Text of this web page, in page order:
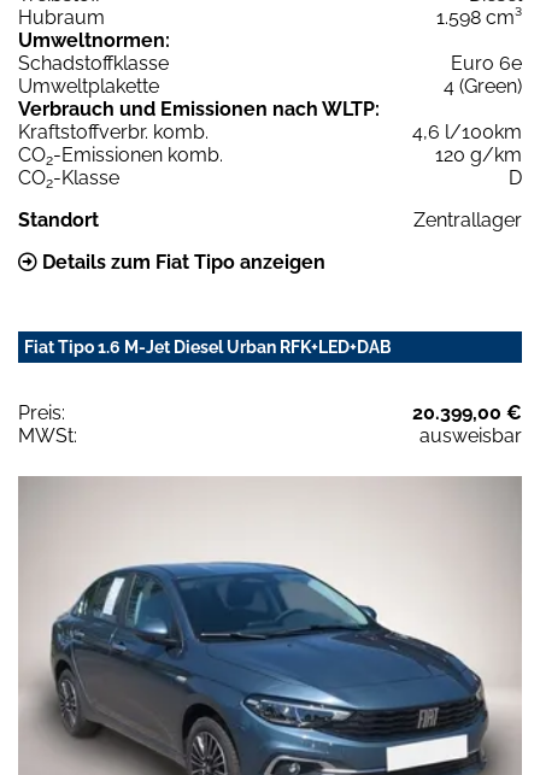
Hubraum
1.598 cm³
Umweltnormen:
Schadstoffklasse
Euro 6e
Umweltplakette
4 (Green)
Verbrauch und Emissionen nach WLTP:
Kraftstoffverbr. komb.
4,6 l/100km
CO2-Emissionen komb.
120 g/km
CO2-Klasse
D
Standort
Zentrallager
Details zum Fiat Tipo anzeigen
Fiat Tipo 1.6 M-Jet Diesel Urban RFK+LED+DAB
Preis:
20.399,00 €
MWSt:
ausweisbar